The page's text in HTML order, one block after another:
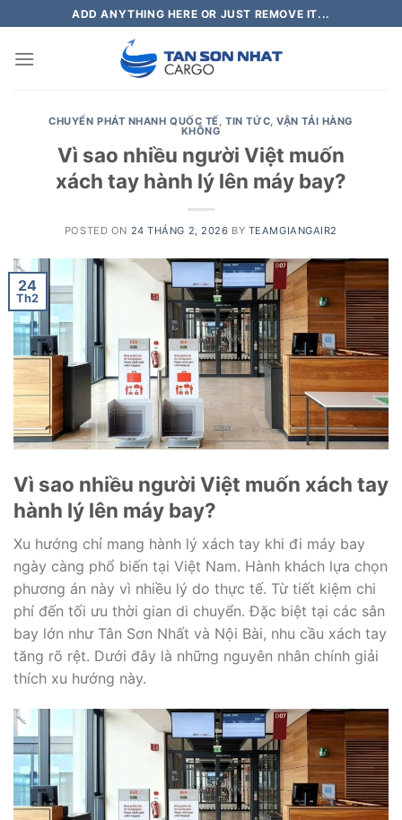
to
content
ADD ANYTHING HERE OR JUST REMOVE IT...
CHUYỂN PHÁT NHANH QUỐC TẾ,TIN TỨC,VẬN TẢI HÀNG
KHÔNG
Vì sao nhiều người Việt muốn
xách tay hành lý lên máy bay?
POSTED ON 24 THÁNG 2, 2026 BY TEAMGIANGAIR2
24
Th2
Vì sao nhiều người Việt muốn xách tay
hành lý lên máy bay?
Xu hướng chỉ mang hành lý xách tay khi đi máy bay
ngày càng phổ biến tại Việt Nam. Hành khách lựa chọn
phương án này vì nhiều lý do thực tế. Từ tiết kiệm chi
phí đến tối ưu thời gian di chuyển. Đặc biệt tại các sân
bay lớn như Tân Sơn Nhất và Nội Bài, nhu cầu xách tay
tăng rõ rệt. Dưới đây là những nguyên nhân chính giải
thích xu hướng này.